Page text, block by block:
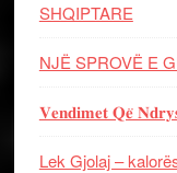
SHQIPTARE
NJË SPROVË E
𝐕𝐞𝐧𝐝𝐢𝐦𝐞𝐭 𝐐𝐞̈
Lek Gjolaj –